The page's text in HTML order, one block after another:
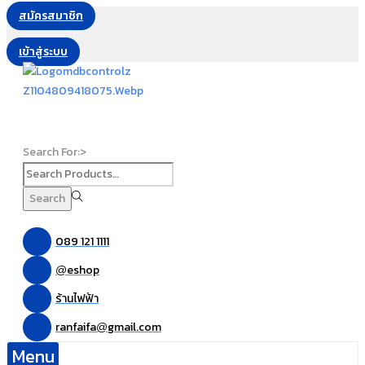
สมัครสมาชิก
เข้าสู่ระบบ
Search For:>
Search
089 121 1111
@eshop
ร้านไฟฟ้า
ranfaifa@gmail.com
Menu